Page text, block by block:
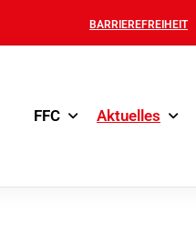
BARRIEREFREIHEIT
FFC Aktuelles